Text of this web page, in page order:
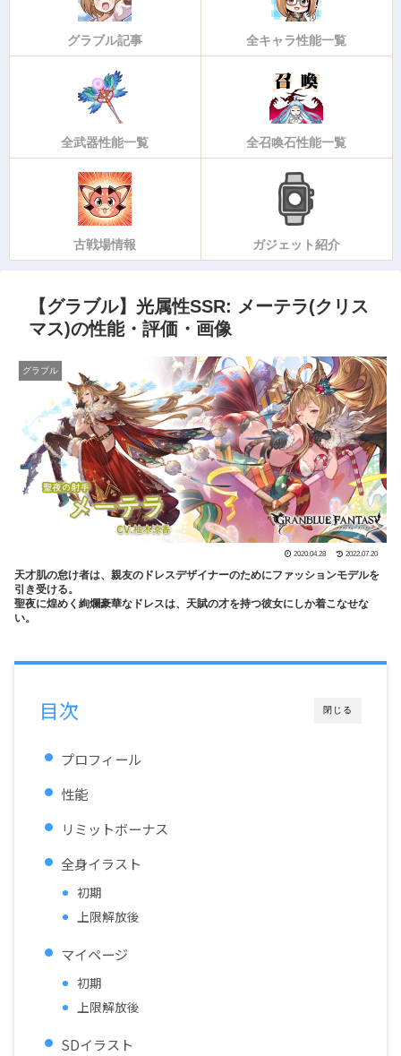
グラブル記事 全キャラ性能一覧
全武器性能一覧 全召喚石性能一覧
古戦場情報 ガジェット紹介
【グラブル】光属性SSR: メーテラ(クリス
マス)の性能・評価・画像
グラブル
2020.04.28 2022.07.20
天才肌の怠け者は、親友のドレスデザイナーのためにファッションモデルを
引き受ける。
聖夜に煌めく絢爛豪華なドレスは、天賦の才を持つ彼女にしか着こなせな
い。
閉じる
目次
プロフィール
性能
リミットボーナス
全身イラスト
初期
上限解放後
マイページ
初期
上限解放後
SDイラスト